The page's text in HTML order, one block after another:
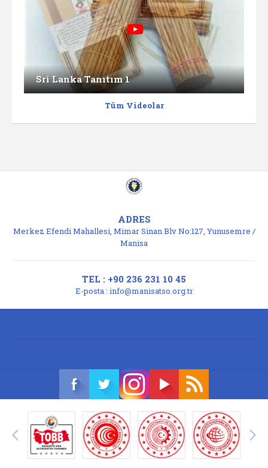
Sri Lanka Tanıtım 1
Tüm Videolar
ADRES
Merkez Efendi Mahallesi, Mimar Sinan Blv No:127, Yunusemre /
Manisa
TEL : +90 236 231 10 45
E-posta : info@manisatso.org.tr